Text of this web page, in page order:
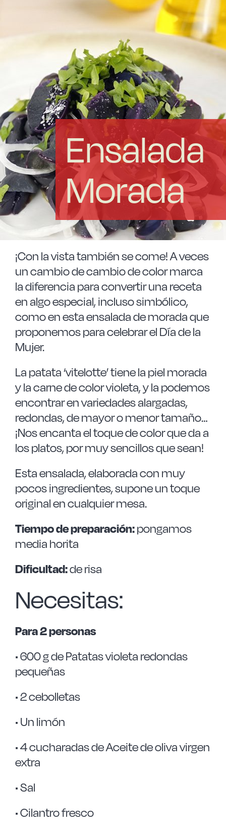
Acero forjado
Borosilicato
Más Menaje
Sostenibles
Somos Cooperativa
Cocinando
Las Noticias
Instrucciones de seguridad
FAQ
Contacto
Ensalada
Morada
¡Con la vista también se come! A veces
un cambio de cambio de color marca
la diferencia para convertir una receta
en algo especial, incluso simbólico,
como en esta ensalada de morada que
proponemos para celebrar el Día de la
Mujer.
La patata ‘vitelotte’ tiene la piel morada
y la carne de color violeta, y la podemos
encontrar en variedades alargadas,
redondas, de mayor o menor tamaño…
¡Nos encanta el toque de color que da a
los platos, por muy sencillos que sean!
Esta ensalada, elaborada con muy
pocos ingredientes, supone un toque
original en cualquier mesa.
Tiempo de preparación:pongamos
media horita
Dificultad:de risa
Necesitas:
Para 2 personas
• 600 g de Patatas violeta redondas
pequeñas
• 2 cebolletas
• Un limón
• 4 cucharadas de Aceite de oliva virgen
extra
• Sal
• Cilantro fresco